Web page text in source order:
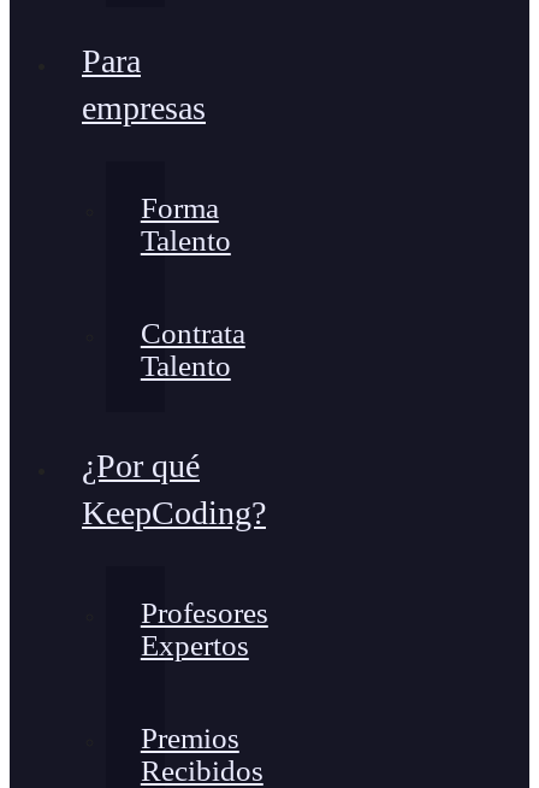
Para
empresas
Forma
Talento
Contrata
Talento
¿Por qué
KeepCoding?
Profesores
Expertos
Premios
Recibidos